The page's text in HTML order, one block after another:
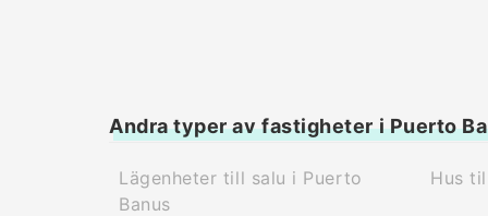
Andra typer av fastigheter i Puerto
Lägenheter till salu i Puerto
Banus
Hus